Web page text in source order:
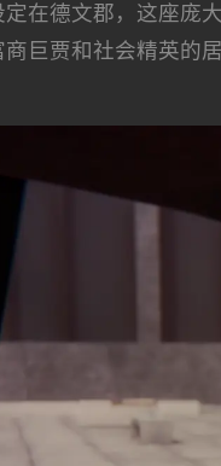
在德文郡，这座庞
巨贾和社会精英的